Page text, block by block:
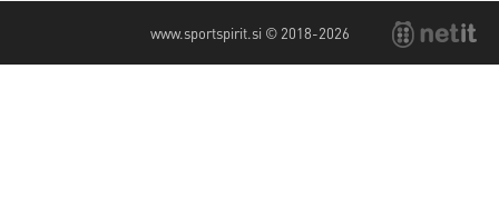
www.sportspirit.si © 2018-2026